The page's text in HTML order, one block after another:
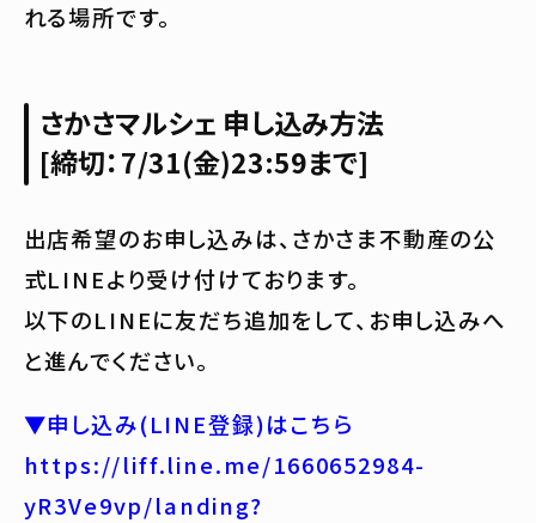
れる場所です。
さかさマルシェ 申し込み方法
[締切：7/31(金)23:59まで]
出店希望のお申し込みは、さかさま不動産の公
式LINEより受け付けております。
以下のLINEに友だち追加をして、お申し込みへ
と進んでください。
▼申し込み(LINE登録)はこちら
https://liff.line.me/1660652984-
yR3Ve9vp/landing?